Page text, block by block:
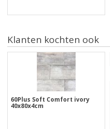
Klanten kochten ook
60Plus Soft Comfort ivory
40x80x4cm